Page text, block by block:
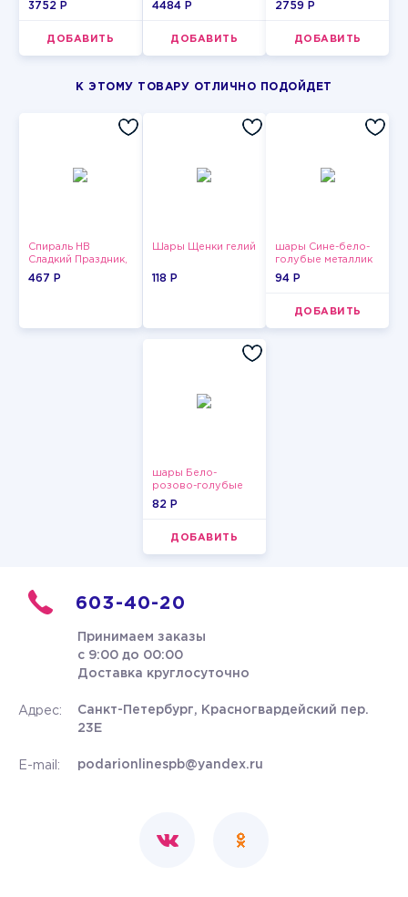
3752 P
ДОБАВИТЬ
4484 P
ДОБАВИТЬ
2759 P
ДОБАВИТЬ
К ЭТОМУ ТОВАРУ ОТЛИЧНО ПОДОЙДЕТ
Спираль HB
Сладкий Праздник,
12 шт.
467 P
Шары Щенки гелий
118 P
шары Сине-бело-
голубые металлик
94 P
ДОБАВИТЬ
шары Бело-
розово-голубые
пастельные
82 P
ДОБАВИТЬ
603-40-20
Принимаем заказы
с 9:00 до 00:00
Доставка круглосуточно
Адрес:
Санкт-Петербург, Красногвардейский пер.
23Е
E-mail: podarionlinespb@yandex.ru